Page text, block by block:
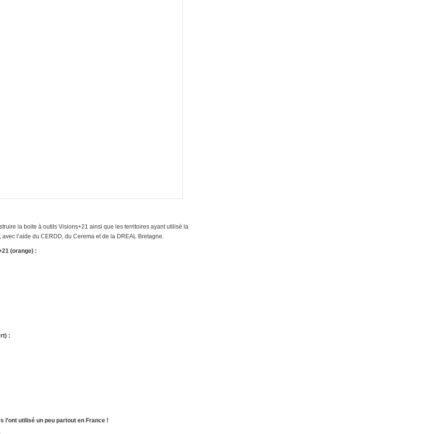
la boite à outils Visions+21 ainsi que les territoires ayant utilisé la
l’aide du CERDD, du Cerema et de la DREAL Bretagne.
(orange) :
:
utilisé un peu partout en France !